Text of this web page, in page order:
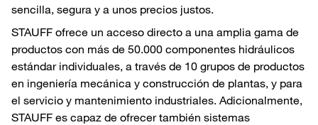
sencilla, segura y a unos precios justos.
STAUFF ofrece un acceso directo a una amplia gama de
productos con más de 50.000 componentes hidráulicos
estándar individuales, a través de 10 grupos de productos
en ingeniería mecánica y construcción de plantas, y para
el servicio y mantenimiento industriales. Adicionalmente,
STAUFF es capaz de ofrecer también sistemas